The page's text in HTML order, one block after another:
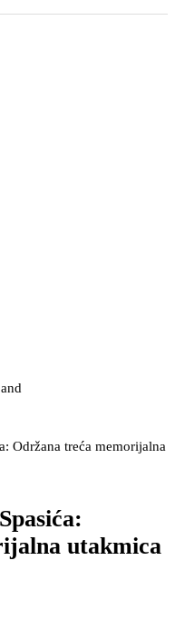
Održana treća memorijalna
utakmica